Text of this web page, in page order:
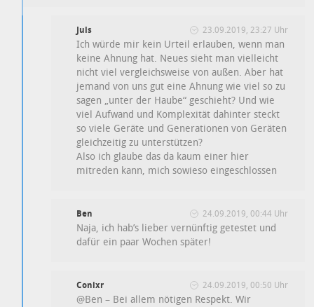
Juls 23.09.2019, 23:27 Uhr
Ich würde mir kein Urteil erlauben, wenn man
keine Ahnung hat. Neues sieht man vielleicht
nicht viel vergleichsweise von außen. Aber hat
jemand von uns gut eine Ahnung wie viel so zu
sagen „unter der Haube“ geschieht? Und wie
viel Aufwand und Komplexität dahinter steckt
so viele Geräte und Generationen von Geräten
gleichzeitig zu unterstützen?
Also ich glaube das da kaum einer hier
mitreden kann, mich sowieso eingeschlossen
Ben 24.09.2019, 00:44 Uhr
Naja, ich hab’s lieber vernünftig getestet und
dafür ein paar Wochen später!
Conixr 24.09.2019, 00:50 Uhr
@Ben – Bei allem nötigen Respekt. Wir